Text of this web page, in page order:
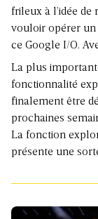
frileux à l’idée
vouloir opérer un
ce Google I/O.
La plus
fonctionnalité
finalement être
prochaines
La fonction
présente une